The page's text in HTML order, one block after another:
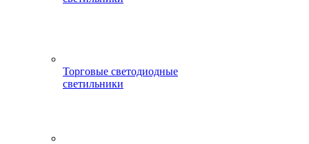
Торговые светодиодные
светильники